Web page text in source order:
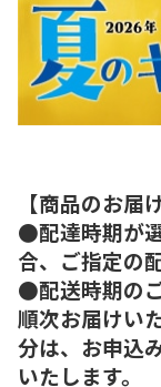
【商品のお届
●配達時期が
合、ご指定の
●配送時期の
順次お届けい
分は、お申込
いたします。